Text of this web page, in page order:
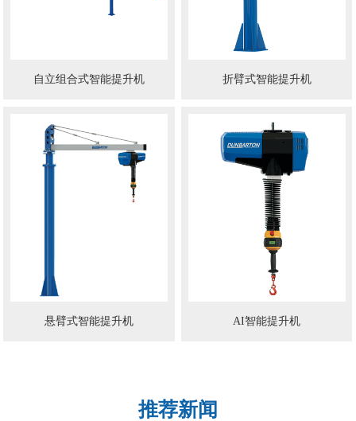
自立组合式智能提升机 折臂式智能提升机
悬臂式智能提升机 AI智能提升机
推荐新闻